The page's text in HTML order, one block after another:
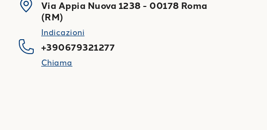
Via Appia Nuova 1238 - 00178 Roma
(RM)
Indicazioni
+390679321277
Chiama